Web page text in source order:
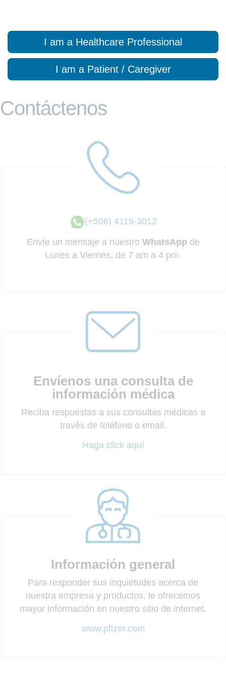
I am a Healthcare Professional
I am a Patient / Caregiver
Contáctenos
(+506) 4119-3012
Envíe un mensaje a nuestro WhatsApp de
Lunes a Viernes, de 7 am a 4 pm.
Envíenos una consulta de
información médica
Reciba respuestas a sus consultas médicas a
través de teléfono o email.
Haga click aquí
Información general
Para responder sus inquietudes acerca de
nuestra empresa y productos, le ofrecemos
mayor información en nuestro sitio de internet.
www.pfizer.com